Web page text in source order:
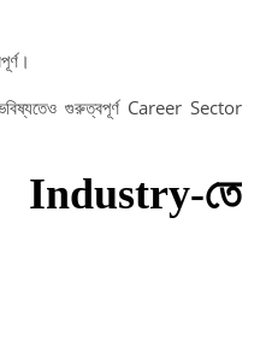
গুরুত্বপূর্ণ Career Sector
তে